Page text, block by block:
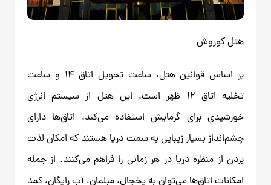
هتل کوروش
بر اساس قوانین هتل، ساعت تحویل اتاق ۱۴ و ساعت
تخلیه اتاق ۱۲ ظهر است. این هتل از سیستم انرژی
خورشیدی برای گرمایش استفاده می‌کند. اتاق‌ها دارای
چشم‌انداز بسیار زیبایی به سمت دریا هستند که امکان لذت
بردن از منظره دریا در هر زمانی را فراهم می‌کنند. از جمله
امکانات اتاق‌ها می‌توان به یخچال، مبلمان، آب رایگان، کمد